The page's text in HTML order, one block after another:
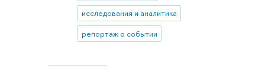
исследования и аналитика
репортаж о событии